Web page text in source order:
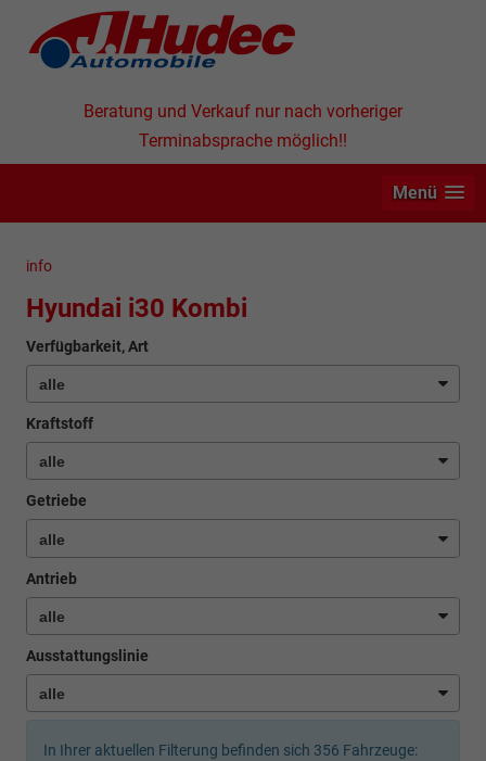
Beratung und Verkauf nur nach vorheriger
Terminabsprache möglich!!
Menü
info
Hyundai i30 Kombi
Verfügbarkeit, Art
Kraftstoff
Getriebe
Antrieb
Ausstattungslinie
In Ihrer aktuellen Filterung befinden sich 356 Fahrzeuge: